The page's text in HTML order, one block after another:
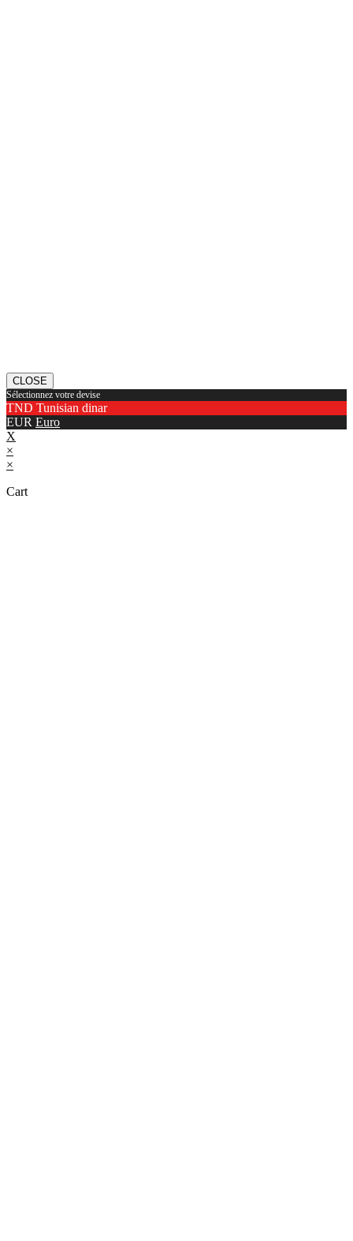
CLOSE
Sélectionnez votre devise
TND Tunisian dinar
EUR Euro
X
×
×
Cart